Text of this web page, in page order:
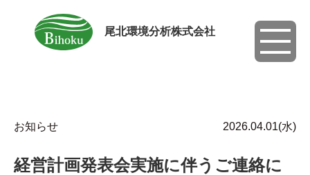
尾北環境分析株式会社
toggle
お知らせ 2026.04.01(水)
経営計画発表会実施に伴うご連絡に